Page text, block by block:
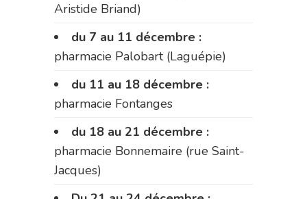
Aristide Briand)
du 7 au 11 décembre :
pharmacie Palobart (Laguépie)
du 11 au 18 décembre :
pharmacie Fontanges
du 18 au 21 décembre :
pharmacie Bonnemaire (rue Saint-
Jacques)